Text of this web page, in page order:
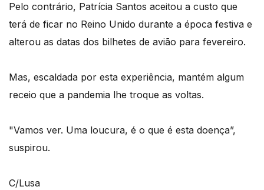
Pelo contrário, Patrícia Santos aceitou a custo que
terá de ficar no Reino Unido durante a época festiva e
alterou as datas dos bilhetes de avião para fevereiro.
Mas, escaldada por esta experiência, mantém algum
receio que a pandemia lhe troque as voltas.
"Vamos ver. Uma loucura, é o que é esta doença”,
suspirou.
C/Lusa